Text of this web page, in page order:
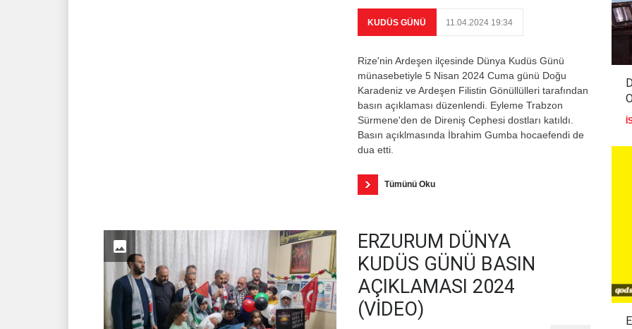
KUDÜS GÜNÜ 11.04.2024 19:34
Rize'nin Ardeşen ilçesinde Dünya Kudüs Günü
münasebetiyle 5 Nisan 2024 Cuma günü Doğu
Karadeniz ve Ardeşen Filistin Gönüllülleri tarafından
basın açıklaması düzenlendi. Eyleme Trabzon
Sürmene'den de Direniş Cephesi dostları katıldı.
Basın açıklmasında İbrahim Gumba hocaefendi de
dua etti.
Tümünü Oku
ERZURUM DÜNYA
KUDÜS GÜNÜ BASIN
AÇIKLAMASI 2024
(VİDEO)